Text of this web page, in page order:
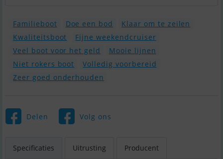
Familieboot Doe een bod
Klaar om te zeilen
Kwaliteitsboot
Fijne weekendcruiser
Veel boot voor het geld
Mooie lijnen
Niet rokers boot
Volledig voorbereid
Zeer goed onderhouden
Delen Volg ons
Specificaties Uitrusting Producent